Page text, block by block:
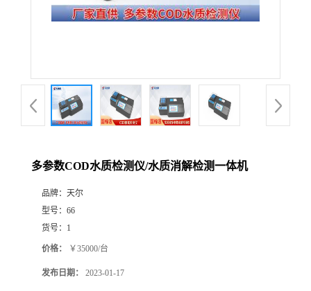
多参数COD水质检测仪/水质消解检测一体机
品牌： 天尔
型号： 66
货号： 1
价格： ￥35000/台
发布日期： 2023-01-17